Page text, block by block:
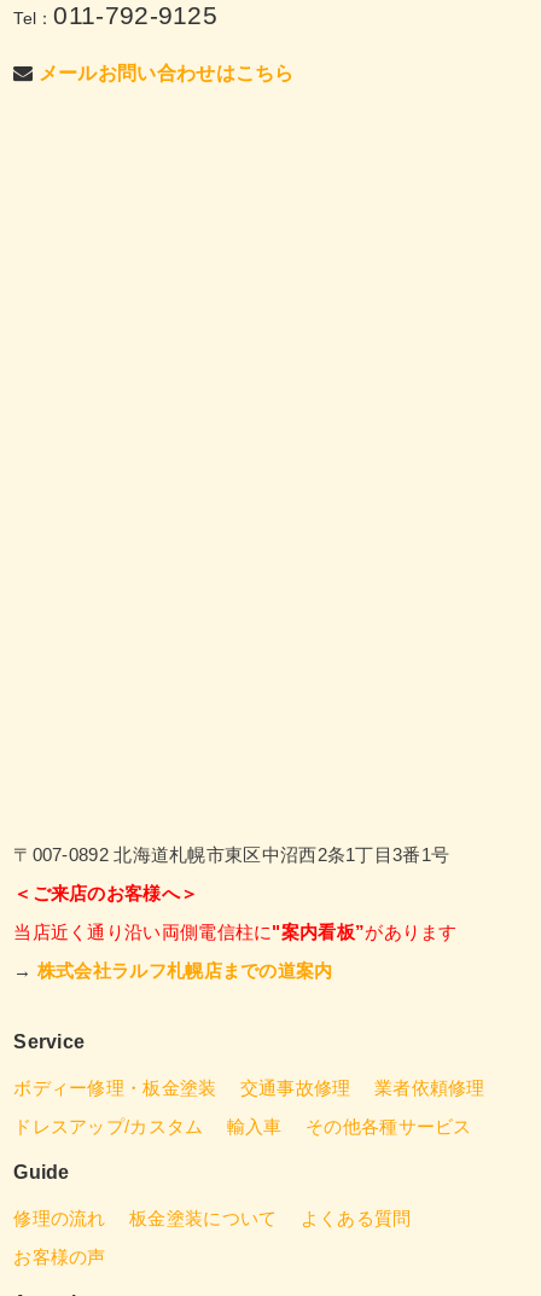
Tel：011-792-9125
メールお問い合わせはこちら
〒007-0892 北海道札幌市東区中沼西2条1丁目3番1号
＜ご来店のお客様へ＞
当店近く通り沿い両側電信柱に"案内看板”があります
→ 株式会社ラルフ札幌店までの道案内
Service
ボディー修理・板金塗装 交通事故修理
業者依頼修理
ドレスアップ/カスタム
輸入車 その他各種サービス
Guide
修理の流れ 板金塗装について
よくある質問
お客様の声